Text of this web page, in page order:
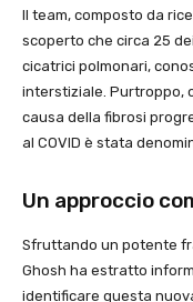
Il team, composto da
scoperto che circa 25
cicatrici polmonari,
interstiziale. Purtroppo,
causa della fibrosi
al COVID è stata
Un approccio
Sfruttando un potente
Ghosh ha estratto
identificare questa